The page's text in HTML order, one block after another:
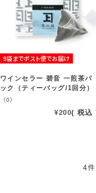
9袋までポスト便でお届け
ワインセラー 碧音 一煎茶パ
ック（ティーバッグ/1回分）
（0）
¥200 税込
4